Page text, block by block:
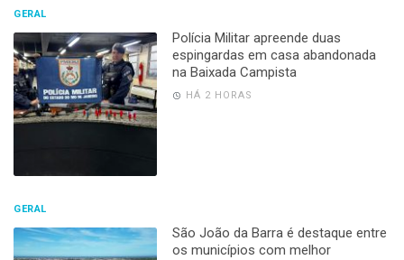
GERAL
Polícia Militar apreende duas
espingardas em casa abandonada
na Baixada Campista
HÁ 2 HORAS
GERAL
São João da Barra é destaque entre
os municípios com melhor